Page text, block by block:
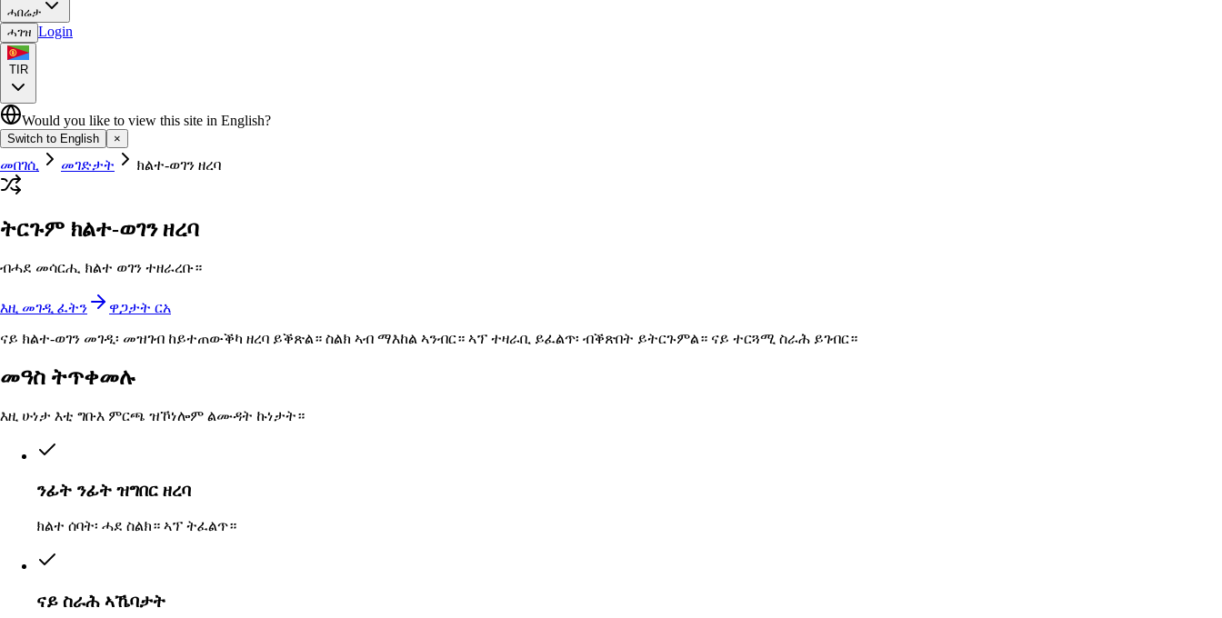
ሓበሬታ
ሓገዝ Login
TIR
Would you like to view this site in English?
Switch to English ×
መበገሲ መገድታት ክልተ-ወገን ዘረባ
ትርጉም ክልተ-ወገን ዘረባ
ብሓደ መሳርሒ ክልተ ወገን ተዘራረቡ።
እዚ መገዲ ፈትን
ዋጋታት ርአ
ናይ ክልተ-ወገን መገዲ፡ መዝገብ ከይተጠውቕካ ዘረባ ይቕጽል። ስልክ ኣብ ማእከል ኣንብር። ኣፕ ተዛራቢ ይፈልጥ፡ ብቕጽበት ይትርጉምል። ናይ ተርጓሚ ስራሕ ይገብር።
መዓስ ትጥቀመሉ
እዚ ሁነታ እቲ ግቡእ ምርጫ ዝኾነሎም ልሙዳት ኩነታት።
ንፊት ንፊት ዝግበር ዘረባ
ክልተ ሰባት፡ ሓደ ስልክ። ኣፕ ትፈልጥ።
ናይ ስራሕ ኣኼባታት